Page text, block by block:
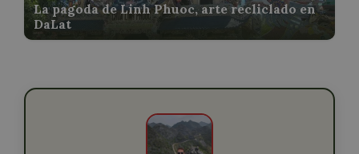
La pagoda de Linh Phuoc, arte recliclado en
DaLat